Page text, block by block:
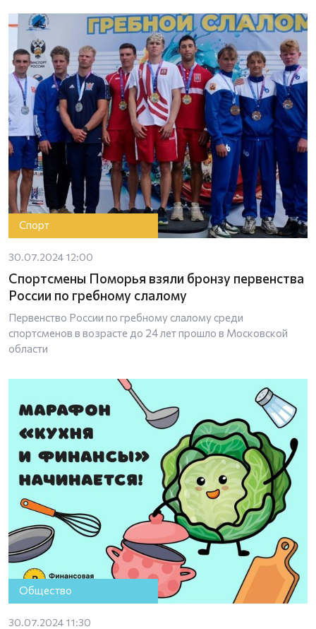
Спорт
30.07.2024 12:00
Спортсмены Поморья взяли бронзу первенства
России по гребному слалому
Первенство России по гребному слалому среди
спортсменов в возрасте до 24 лет прошло в Московской
области
Общество
30.07.2024 11:30